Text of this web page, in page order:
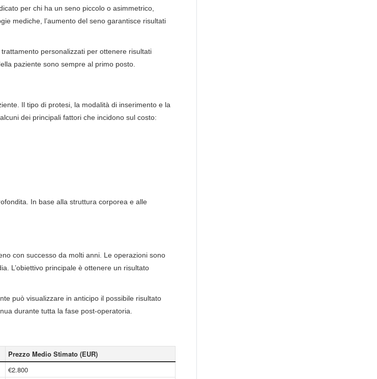
per chi ha un seno piccolo o asimmetrico,
mediche, l’aumento del seno garantisce risultati
personalizzati per ottenere risultati
paziente sono sempre al primo posto.
Il tipo di protesi, la modalità di inserimento e la
dei principali fattori che incidono sul costo:
In base alla struttura corporea e alle
con successo da molti anni. Le operazioni sono
L’obiettivo principale è ottenere un risultato
può visualizzare in anticipo il possibile risultato
durante tutta la fase post-operatoria.
Prezzo Medio Stimato (EUR)
€2.800